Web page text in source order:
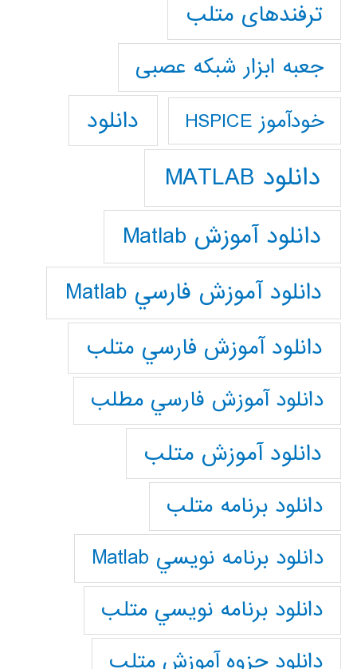
ترفندهای متلب
جعبه ابزار شبکه عصبی
خودآموز HSPICE دانلود
دانلود MATLAB
دانلود آموزش Matlab
دانلود آموزش فارسي Matlab
دانلود آموزش فارسي متلب
دانلود آموزش فارسي مطلب
دانلود آموزش متلب
دانلود برنامه متلب
دانلود برنامه نويسي Matlab
دانلود برنامه نويسي متلب
دانلود جزوه آموزش متلب